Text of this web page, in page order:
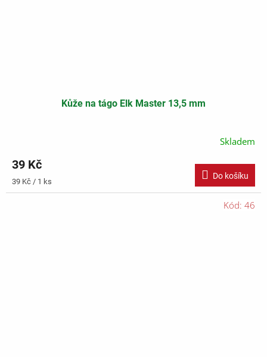
Kůže na tágo Elk Master 13,5 mm
Skladem
39 Kč
Měrná
cena:
39 Kč / 1 ks
Do košíku
Kód: 46